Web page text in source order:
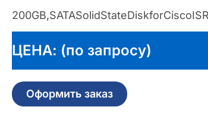
ЦЕНА: (по запросу)
Оформить заказ